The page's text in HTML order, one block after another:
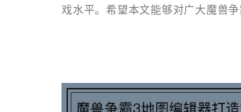
戏水平。希望本文能够对广大魔兽